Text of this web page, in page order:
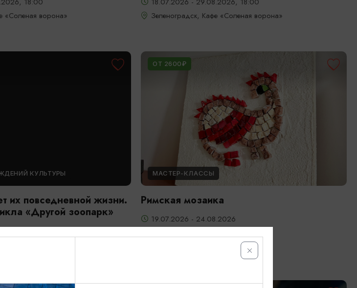
«Соленая ворона»
Зеленоградск, Кафе «Соленая ворона»
КУЛЬТУРЫ
их повседневной жизни.
«Другой зоопарк»
зоопарк
ОТ 2600₽
МАСТЕР-КЛАССЫ
Римская мозаика
19.07.2026 - 24.08.2026